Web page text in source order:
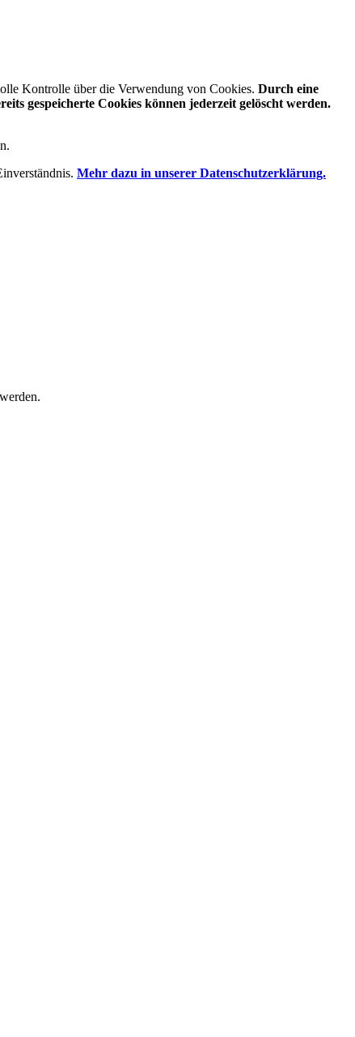
Kontrolle über die Verwendung von Cookies. Durch eine
gespeicherte Cookies können jederzeit gelöscht werden.
Mehr dazu in unserer Datenschutzerklärung.